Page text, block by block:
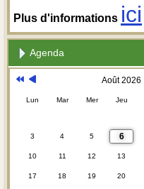
Plus d'informations ici
Agenda
Août 2026
Lun Mar Mer Jeu
3 4 5 6
10 11 12 13
17 18 19 20